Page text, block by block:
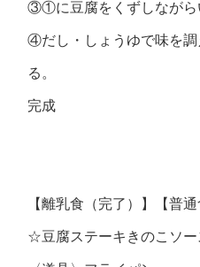
③①に豆腐をくずしながら
④だし・しょうゆで味を
る。
完成
【離乳食（完了）】【普
☆豆腐ステーキきのこソ